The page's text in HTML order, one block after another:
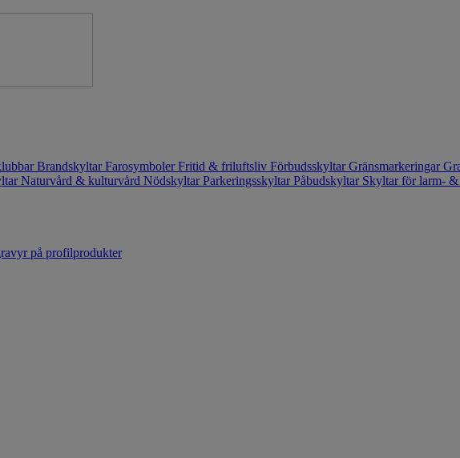
BrandskyltarFarosymbolerFritid & friluftsliv FörbudsskyltarGränsmarkeringar
Naturvård & kulturvård NödskyltarParkeringsskyltarPåbudskyltar Skyltar för larm-
på profilprodukter